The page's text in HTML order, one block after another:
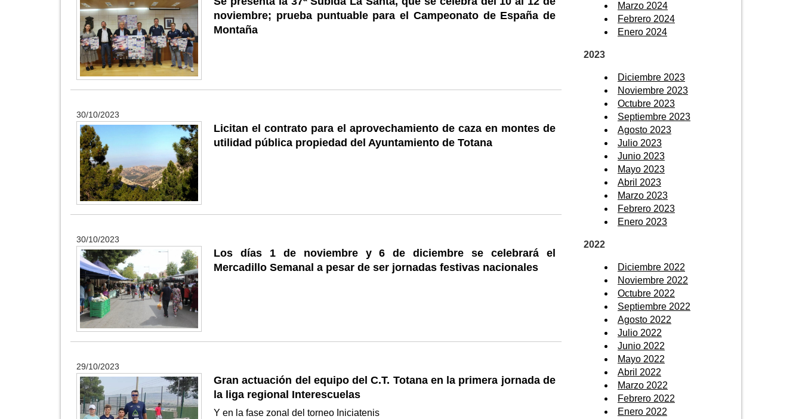
noviembre; prueba puntuable para el Campeonato de España de
Montaña
30/10/2023
Licitan el contrato para el aprovechamiento de caza en montes de
utilidad pública propiedad del Ayuntamiento de Totana
30/10/2023
Los días 1 de noviembre y 6 de diciembre se celebrará el
Mercadillo Semanal a pesar de ser jornadas festivas nacionales
29/10/2023
Gran actuación del equipo del C.T. Totana en la primera jornada de
la liga regional Interescuelas
Y en la fase zonal del torneo Iniciatenis
Marzo 2024
Febrero 2024
Enero 2024
2023
Diciembre 2023
Noviembre 2023
Octubre 2023
Septiembre 2023
Agosto 2023
Julio 2023
Junio 2023
Mayo 2023
Abril 2023
Marzo 2023
Febrero 2023
Enero 2023
2022
Diciembre 2022
Noviembre 2022
Octubre 2022
Septiembre 2022
Agosto 2022
Julio 2022
Junio 2022
Mayo 2022
Abril 2022
Marzo 2022
Febrero 2022
Enero 2022